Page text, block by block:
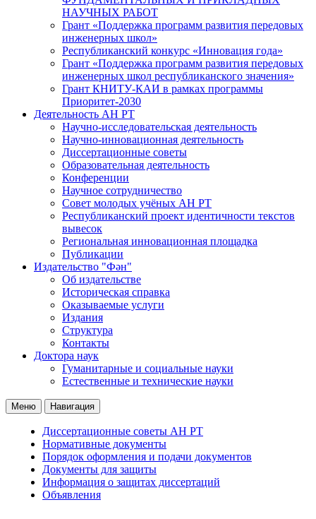
НАУЧНЫХ РАБОТ
Грант «Поддержка программ развития передовых
инженерных школ»
Республиканский конкурс «Инновация года»
Грант «Поддержка программ развития передовых
инженерных школ республиканского значения»
Грант КНИТУ-КАИ в рамках программы
Приоритет-2030
Деятельность АН РТ
Научно-исследовательская деятельность
Научно-инновационная деятельность
Диссертационные советы
Образовательная деятельность
Конференции
Научное сотрудничество
Совет молодых учёных АН РТ
Республиканский проект идентичности текстов
вывесок
Региональная инновационная площадка
Публикации
Издательство "Фән"
Об издательстве
Историческая справка
Оказываемые услуги
Издания
Структура
Контакты
Доктора наук
Гуманитарные и социальные науки
Естественные и технические науки
Меню Навигация
Диссертационные советы АН РТ
Нормативные документы
Порядок оформления и подачи документов
Документы для защиты
Информация о защитах диссертаций
Объявления